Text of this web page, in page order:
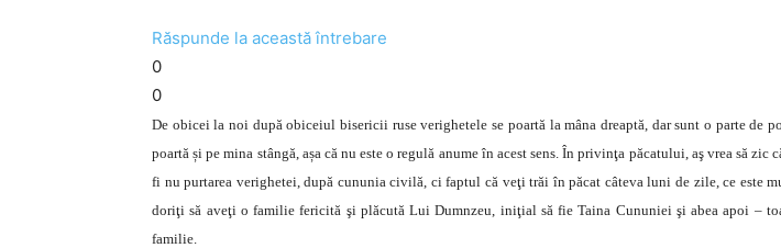
Răspunde la această întrebare
0
0
De obicei la noi după obiceiul bisericii ruse verighetele se poartă la mâna dreaptă, dar sunt o parte de
poartă și pe mina stângă, așa că nu este o regulă anume în acest sens. În privinţa păcatului, aş vrea să zic
fi nu purtarea verighetei, după cununia civilă, ci faptul că veţi trăi în păcat câteva luni de zile, ce este
doriţi să aveţi o familie fericită şi plăcută Lui Dumnzeu, iniţial să fie Taina Cununiei şi abea apoi –
familie.